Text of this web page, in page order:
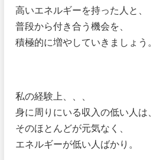
高いエネルギーを持った人と、
普段から付き合う機会を、
積極的に増やしていきましょう。
私の経験上、、、
身に周りにいる収入の低い人は、
そのほとんどが元気なく、
エネルギーが低い人ばかり。